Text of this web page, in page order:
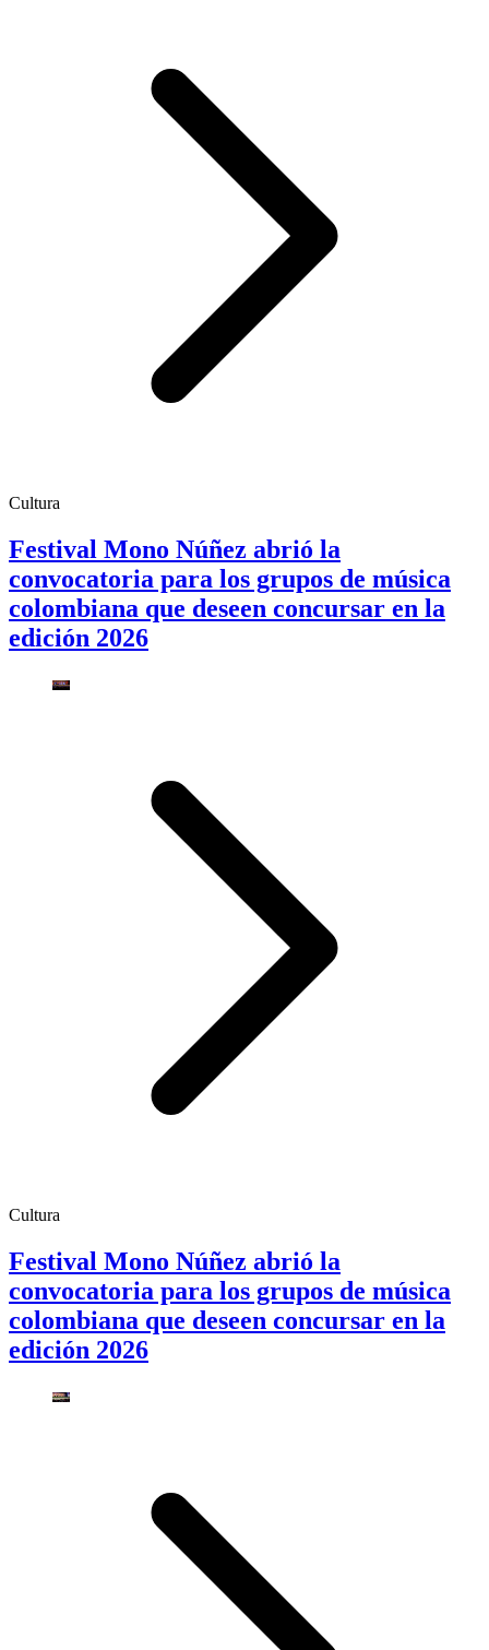
Cultura
Festival Mono Núñez abrió la
convocatoria para los grupos de música
colombiana que deseen concursar en la
edición 2026
Cultura
Festival Mono Núñez abrió la
convocatoria para los grupos de música
colombiana que deseen concursar en la
edición 2026